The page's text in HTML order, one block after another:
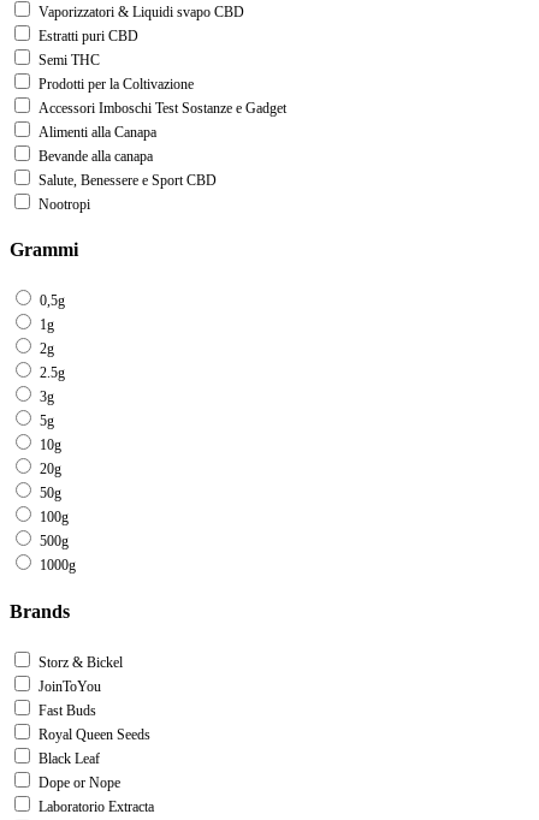
Vaporizzatori & Liquidi svapo CBD
Estratti puri CBD
Semi THC
Prodotti per la Coltivazione
Accessori Imboschi Test Sostanze e Gadget
Alimenti alla Canapa
Bevande alla canapa
Salute, Benessere e Sport CBD
Nootropi
Grammi
0,5g
1g
2g
2.5g
3g
5g
10g
20g
50g
100g
500g
1000g
Brands
Storz & Bickel
JoinToYou
Fast Buds
Royal Queen Seeds
Black Leaf
Dope or Nope
Laboratorio Extracta